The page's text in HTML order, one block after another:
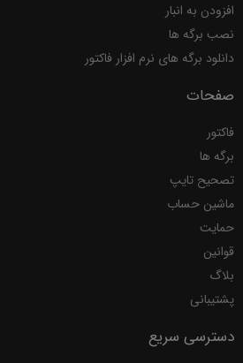
افزودن به انبار
نصب برگه ها
دانلود برگه های نرم افزار فاکتور
صفحات
فاکتور
برگه ها
تصحیح تایپ
ماشین حساب
حمایت
قوانین
بلاگ
پشتیبانی
دسترسی سریع